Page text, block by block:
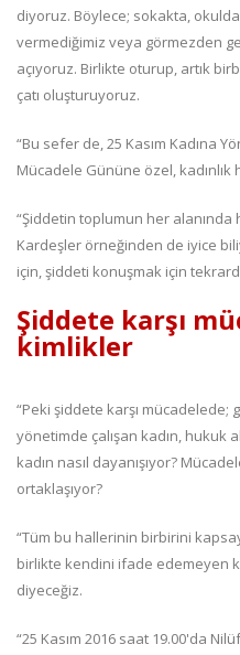
diyoruz. Böylece; sokakta,
vermediğimiz veya görmezden
açıyoruz. Birlikte oturup, artık
çatı oluşturuyoruz.
“Bu sefer de, 25 Kasım Kadına
Mücadele Gününe özel, kadınlık
“Şiddetin toplumun her
Kardeşler örneğinden de iyice
için, şiddeti konuşmak için
Şiddete karşı
kimlikler
“Peki şiddete karşı mücadelede;
yönetimde çalışan kadın, hukuk
kadın nasıl dayanışıyor?
ortaklaşıyor?
“Tüm bu hallerinin birbirini
birlikte kendini ifade edemeyen
diyeceğiz.
“25 Kasım 2016 saat 19.00'da